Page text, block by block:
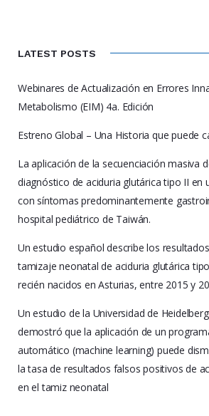
LATEST POSTS
Webinares de Actualización en Errores
Metabolismo (EIM) 4a. Edición
Estreno Global – Una Historia que puede
La aplicación de la secuenciación masiva
diagnóstico de aciduria glutárica tipo II en
con síntomas predominantemente
hospital pediátrico de Taiwán.
Un estudio español describe los
tamizaje neonatal de aciduria glutárica
recién nacidos en Asturias, entre 2015 y
Un estudio de la Universidad de
demostró que la aplicación de un
automático (machine learning) puede
la tasa de resultados falsos positivos de
en el tamiz neonatal